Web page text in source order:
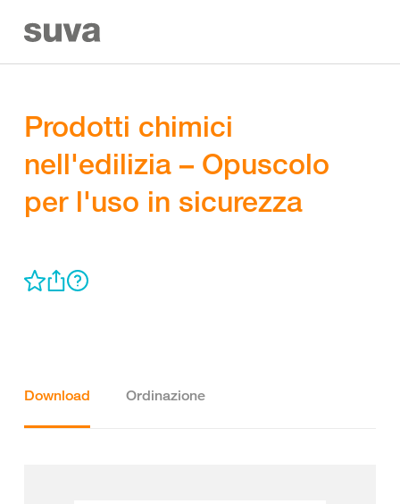
Prodotti chimici
nell'edilizia – Opuscolo
per l'uso in sicurezza
Download Ordinazione